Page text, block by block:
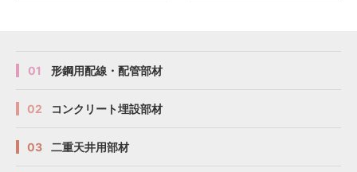
01 形鋼用配線・配管部材
02 コンクリート埋設部材
03 二重天井用部材